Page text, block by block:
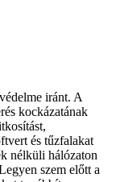
iránt. A
kockázatának
és tűzfalakat
nélküli hálózaton
szem előtt a